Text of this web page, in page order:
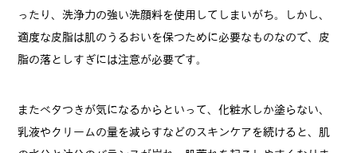
ったり、洗浄力の強い洗顔料を使用してしまいがち。しかし、
適度な皮脂は肌のうるおいを保つために必要なものなので、皮
脂の落としすぎには注意が必要です。
またベタつきが気になるからといって、化粧水しか塗らない、
乳液やクリームの量を減らすなどのスキンケアを続けると、肌